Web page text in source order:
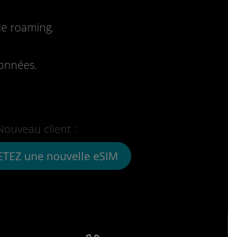
roaming.
client :
une nouvelle eSIM